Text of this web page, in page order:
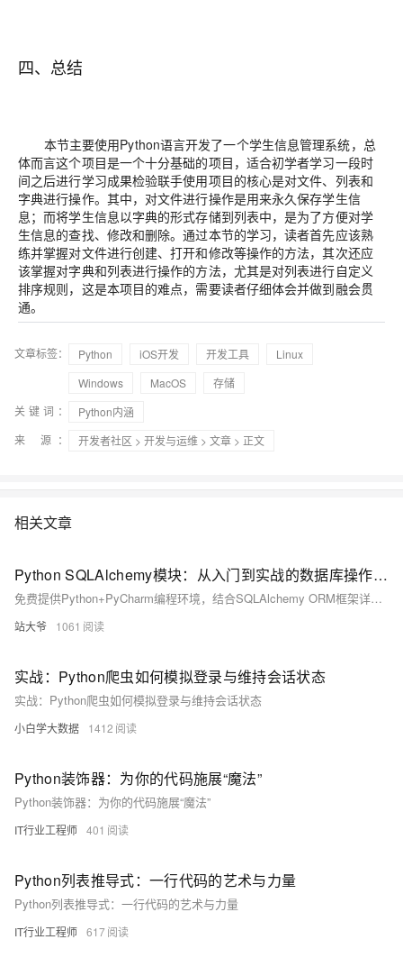
四、总结
本节主要使用Python语言开发了一个学生信息管理系统，总
体而言这个项目是一个十分基础的项目，适合初学者学习一段时
间之后进行学习成果检验联手使用项目的核心是对文件、列表和
字典进行操作。其中，对文件进行操作是用来永久保存学生信
息；而将学生信息以字典的形式存储到列表中，是为了方便对学
生信息的查找、修改和删除。通过本节的学习，读者首先应该熟
练并掌握对文件进行创建、打开和修改等操作的方法，其次还应
该掌握对字典和列表进行操作的方法，尤其是对列表进行自定义
排序规则，这是本项目的难点，需要读者仔细体会并做到融会贯
通。
文章标签： Python iOS开发 开发工具
Linux
Windows
MacOS
存储
关键词：
Python内涵
来 源：
开发者社区 > 开发与运维 > 文章 > 正文
相关文章
Python SQLAlchemy模块：从入门到实战的数据库操作指南
免费提供Python+PyCharm编程环境，结合SQLAlchemy ORM框架详解数据库开发。涵盖连接配置、模型定义、CRUD操作、事务控制及Alembic迁移工具，以电商订单系统为例，深入讲解高并发场景下的性能优化与最佳实践，助你高效构建数据驱动应用。
站大爷 1061
实战：Python爬虫如何模拟登录与维持会话状态
实战：Python爬虫如何模拟登录与维持会话状态
小白学大数据 1412
Python装饰器：为你的代码施展“魔法”
Python装饰器：为你的代码施展“魔法”
IT行业工程师 401
Python列表推导式：一行代码的艺术与力量
Python列表推导式：一行代码的艺术与力量
IT行业工程师 617